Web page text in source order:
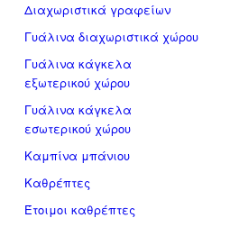
Διαχωριστικά γραφείων
Γυάλινα διαχωριστικά χώρου
Γυάλινα κάγκελα
εξωτερικού χώρου
Γυάλινα κάγκελα
εσωτερικού χώρου
Καμπίνα μπάνιου
Καθρέπτες
Έτοιμοι καθρέπτες